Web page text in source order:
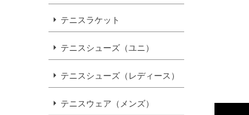
テニスラケット
テニスシューズ（ユニ）
テニスシューズ（レディース）
テニスウェア（メンズ）